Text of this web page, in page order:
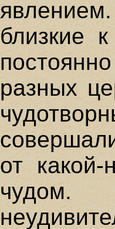
близкие
разных
от